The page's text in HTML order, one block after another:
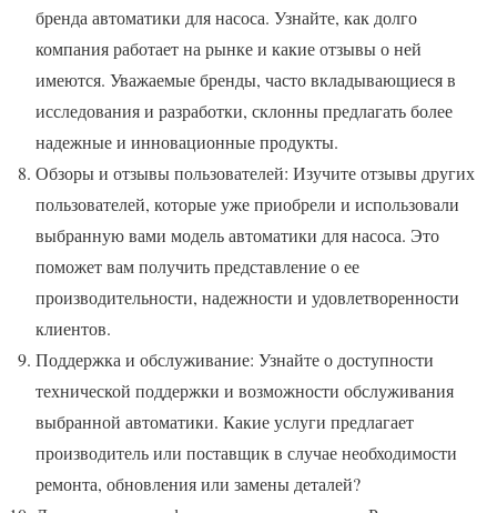
бренда автоматики для насоса. Узнайте, как долго
компания работает на рынке и какие отзывы о ней
имеются. Уважаемые бренды, часто вкладывающиеся в
исследования и разработки, склонны предлагать более
надежные и инновационные продукты.
Обзоры и отзывы пользователей: Изучите отзывы других
пользователей, которые уже приобрели и использовали
выбранную вами модель автоматики для насоса. Это
поможет вам получить представление о ее
производительности, надежности и удовлетворенности
клиентов.
Поддержка и обслуживание: Узнайте о доступности
технической поддержки и возможности обслуживания
выбранной автоматики. Какие услуги предлагает
производитель или поставщик в случае необходимости
ремонта, обновления или замены деталей?